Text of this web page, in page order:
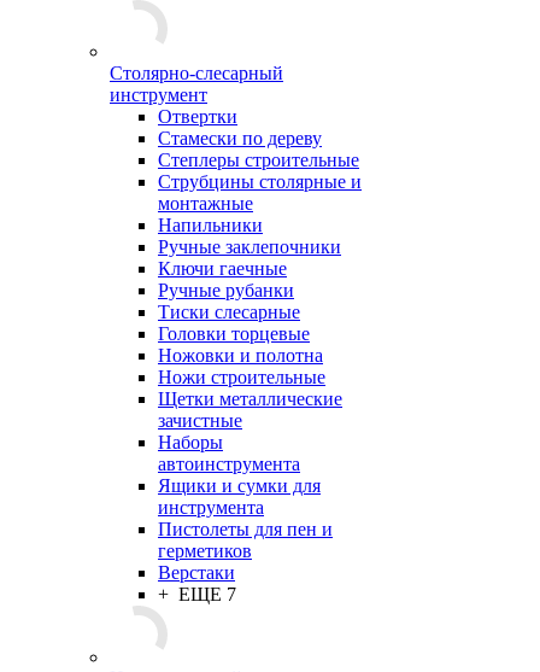
Столярно-слесарный
инструмент
Отвертки
Стамески по дереву
Степлеры строительные
Струбцины столярные и
монтажные
Напильники
Ручные заклепочники
Ключи гаечные
Ручные рубанки
Тиски слесарные
Головки торцевые
Ножовки и полотна
Ножи строительные
Щетки металлические
зачистные
Наборы
автоинструмента
Ящики и сумки для
инструмента
Пистолеты для пен и
герметиков
Верстаки
+ ЕЩЕ 7